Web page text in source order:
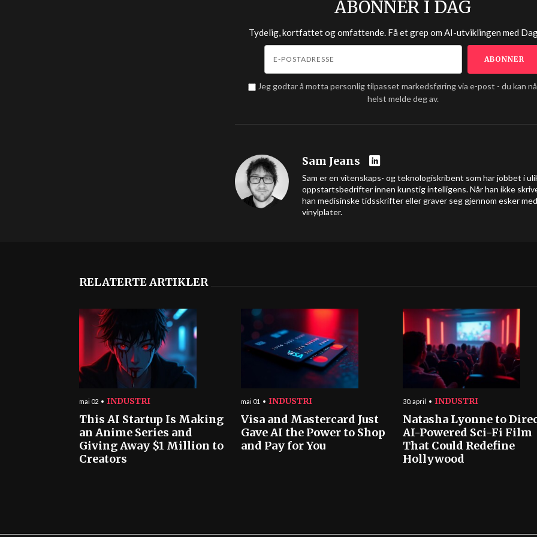
ABONNER I DAG
Tydelig, kortfattet og omfattende. Få et grep om AI-utviklingen med
Jeg godtar å motta personlig tilpasset markedsføring via e-post - du kan
helst melde deg av.
Sam Jeans
Sam er en vitenskaps- og teknologiskribent som har jobbet i
oppstartsbedrifter innen kunstig intelligens. Når han ikke
han medisinske tidsskrifter eller graver seg gjennom esker med
vinylplater.
RELATERTE ARTIKLER
mai 02 INDUSTRI
This AI Startup Is Making
an Anime Series and
Giving Away $1 Million to
Creators
mai 01 INDUSTRI
Visa and Mastercard Just
Gave AI the Power to Shop
and Pay for You
30. april INDUSTRI
Natasha Lyonne to
AI-Powered Sci-Fi Film
That Could Redefine
Hollywood